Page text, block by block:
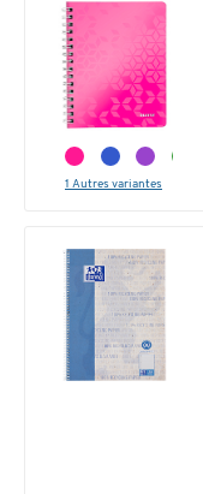
1 Autres variantes